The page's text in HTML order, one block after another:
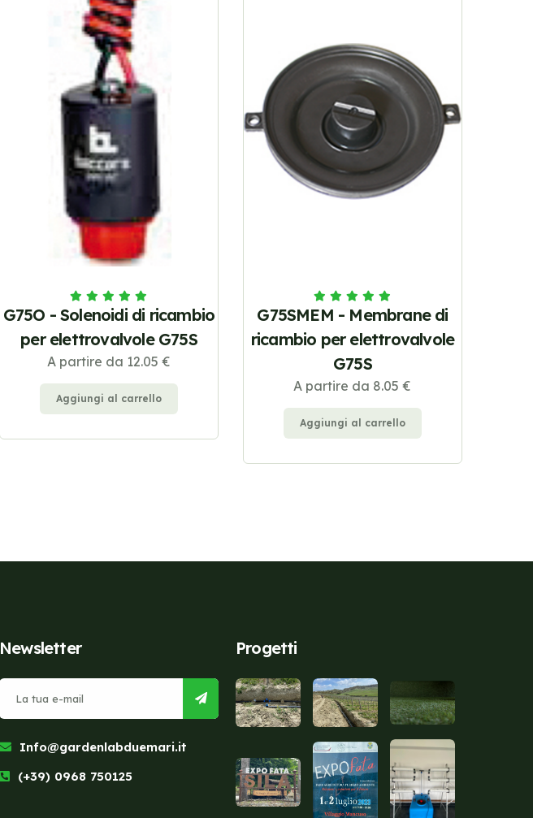
G75O - Solenoidi di ricambio
per elettrovalvole G75S
A partire da 12.05 €
Aggiungi al carrello
G75SMEM - Membrane di
ricambio per elettrovalvole
G75S
A partire da 8.05 €
Aggiungi al carrello
Newsletter
Info@gardenlabduemari.it
(+39) 0968 750125
Progetti